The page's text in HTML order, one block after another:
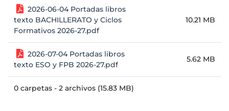
2026-06-04 Portadas libros
texto BACHILLERATO y Ciclos
Formativos 2026-27.pdf
10.21 MB
2026-07-04 Portadas libros
texto ESO y FPB 2026-27.pdf
5.62 MB
0 carpetas - 2 archivos (15.83 MB)